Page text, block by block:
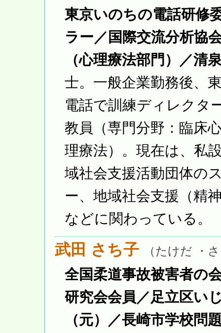
東京いのちの電話研修
ラー／国際交流分析協
（心理療法部門）／清
士。一般企業勤務後、
電話で訓練ディレクタ
教員（専門分野：臨床
理療法）。現在は、私
域社会支援活動団体の
ー、地域社会支援（精
などに関わっている。
武田 さち子 （たけだ ・
全国柔道事故被害者の
研究会会員／足立区い
（元）／長崎市学校問